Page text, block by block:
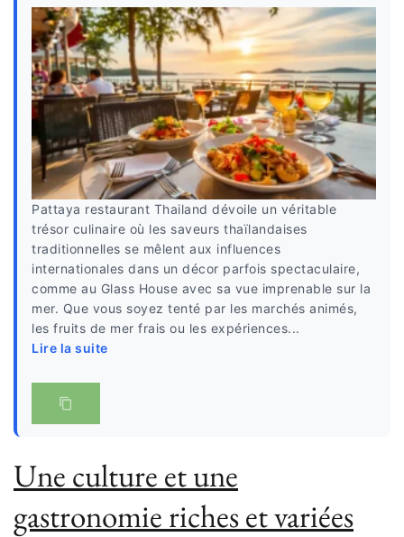
Pattaya restaurant Thailand dévoile un véritable
trésor culinaire où les saveurs thaïlandaises
traditionnelles se mêlent aux influences
internationales dans un décor parfois spectaculaire,
comme au Glass House avec sa vue imprenable sur la
mer. Que vous soyez tenté par les marchés animés,
les fruits de mer frais ou les expériences...
Lire la suite
Une culture et une
gastronomie riches et variées